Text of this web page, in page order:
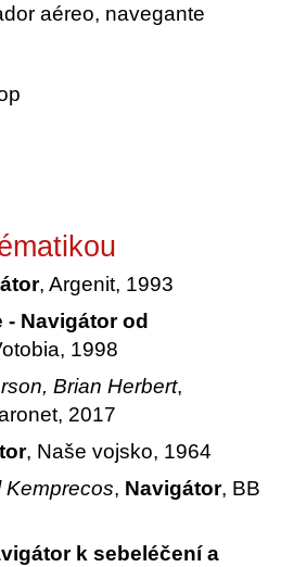
aéreo, navegante
, Argenit, 1993
- Navigátor od
1998
Brian Herbert,
2017
, Naše vojsko, 1964
Kemprecos, Navigátor, BB
k sebeléčení a